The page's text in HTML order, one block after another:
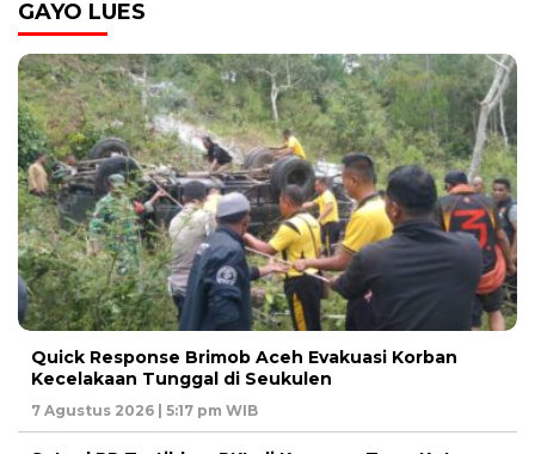
GAYO LUES
Quick Response Brimob Aceh Evakuasi Korban
Kecelakaan Tunggal di Seukulen
7 Agustus 2026 | 5:17 pm WIB